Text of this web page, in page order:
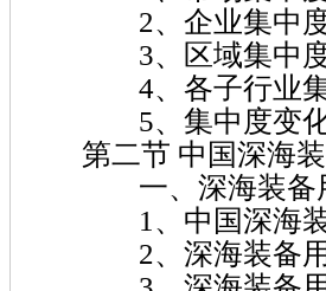
2、企业集中度
3、区域集中度
4、各子行业集
5、集中度变化
第二节 中国深海装
一、深海装备用
1、中国深海装备
2、深海装备用耐